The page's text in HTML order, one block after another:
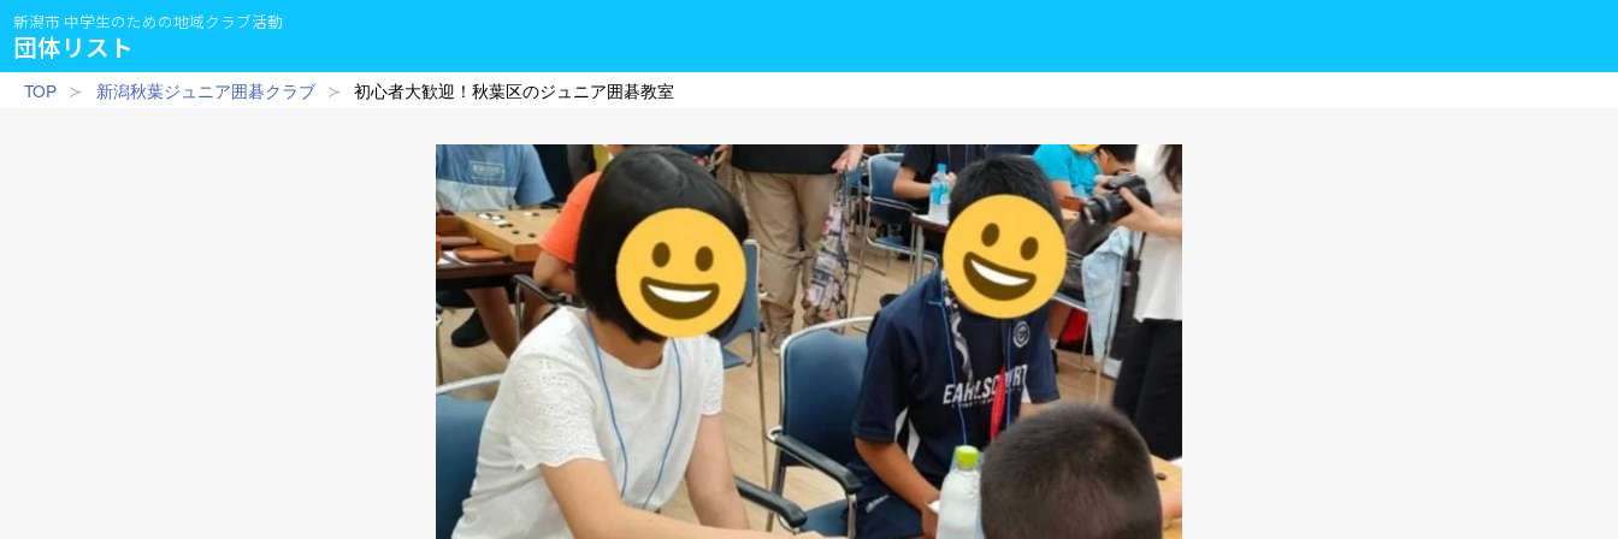
新潟市 中学生のための地域クラブ活動
団体リスト
TOP 新潟秋葉ジュニア囲碁クラブ 初心者大歓迎！秋葉区のジュニア囲碁教室